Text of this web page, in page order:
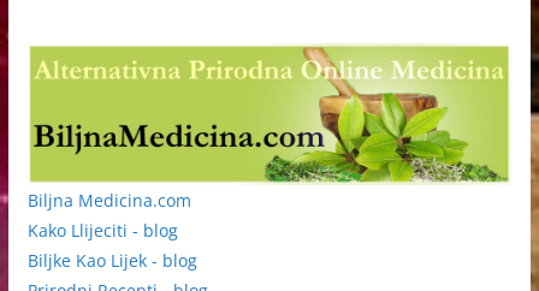
Biljna Medicina.com
Kako Llijeciti - blog
Biljke Kao Lijek - blog